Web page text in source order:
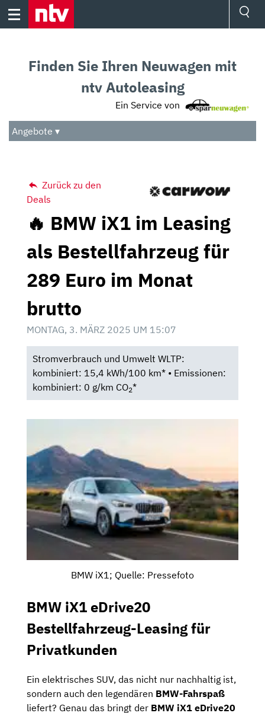
Skip
Audio
Das Beste
Finden Sie Ihren Neuwagen mit
ntv Autoleasing
Ein Service von
Angebote ▾
Zurück zu den
Deals
🔥 BMW iX1 im Leasing
als Bestellfahrzeug für
289 Euro im Monat
brutto
MONTAG, 3. MÄRZ 2025 UM 15:07
Stromverbrauch und Umwelt WLTP:
kombiniert: 15,4 kWh/100 km* • Emissionen:
kombiniert: 0 g/km CO2*
BMW iX1; Quelle: Pressefoto
BMW iX1 eDrive20
Bestellfahrzeug-Leasing für
Privatkunden
Ein elektrisches SUV, das nicht nur nachhaltig ist,
sondern auch den legendären BMW-Fahrspaß
liefert? Genau das bringt der BMW iX1 eDrive20